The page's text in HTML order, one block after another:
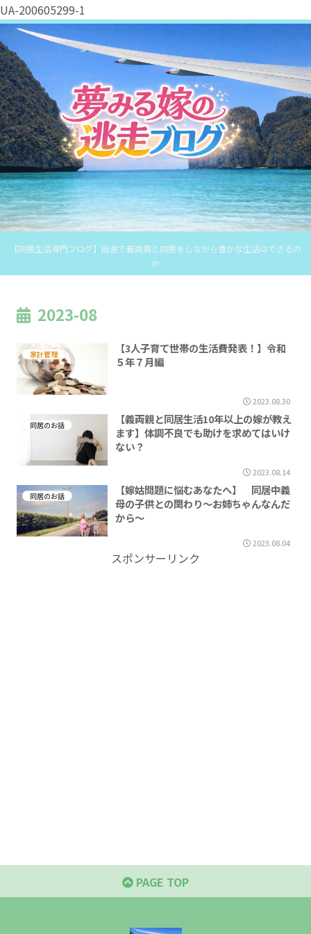
UA-200605299-1
【同居生活専門ブログ】田舎で義両親と同居をしながら豊かな生活はできるの
か
2023-08
家計管理
【3人子育て世帯の生活費発表！】令和
５年７月編
2023.08.30
同居のお話
【義両親と同居生活10年以上の嫁が教え
ます】体調不良でも助けを求めてはいけ
ない？
2023.08.14
同居のお話
【嫁姑問題に悩むあなたへ】 同居中義
母の子供との関わり～お姉ちゃんなんだ
から～
2023.08.04
スポンサーリンク
PAGE TOP